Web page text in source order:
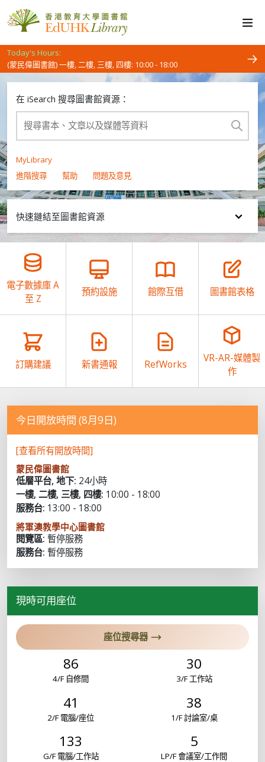
Today's Hours:
(蒙民偉圖書館) 低層平台, 地下: 24 Hours
(蒙民偉圖書館) 一樓, 二樓, 三樓, 四樓: 10:00 - 18:00
(蒙民偉圖書館) 服務台: 13:00 - 18:00
(將軍澳教學中心圖書館) 服務台: Closed
在 iSearch 搜尋圖書館資源：
MyLibrary
進階搜尋
幫助 問題及意見
快速鏈結至圖書館資源
電子數據庫 A
至 Z
預約設施 館際互借 圖書館表格
訂購建議 新書通報 RefWorks
VR-AR-媒體製
作
今日開放時間 (8月9日)
[查看所有開放時間]
蒙民偉圖書館
低層平台, 地下: 24小時
一樓, 二樓, 三樓, 四樓: 10:00 - 18:00
服務台: 13:00 - 18:00
將軍澳教學中心圖書館
閱覽區: 暫停服務
服務台: 暫停服務
現時可用座位
座位搜尋器
86
4/F 自修間
30
3/F 工作站
41
2/F 電腦/座位
38
1/F 討論室/桌
133
G/F 電腦/工作站
5
LP/F 會議室/工作間